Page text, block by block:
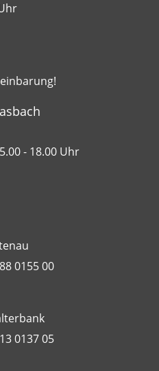
- 18.00 Uhr
0155 00
0137 05